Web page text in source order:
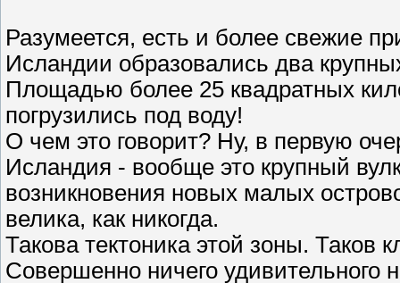
Разумеется, есть и более свежие
Исландии образовались два
Площадью более 25 квадратных
погрузились под воду!
О чем это говорит? Ну, в первую
Исландия - вообще это крупный
возникновения новых малых
велика, как никогда.
Такова тектоника этой зоны.
Совершенно ничего удивительного